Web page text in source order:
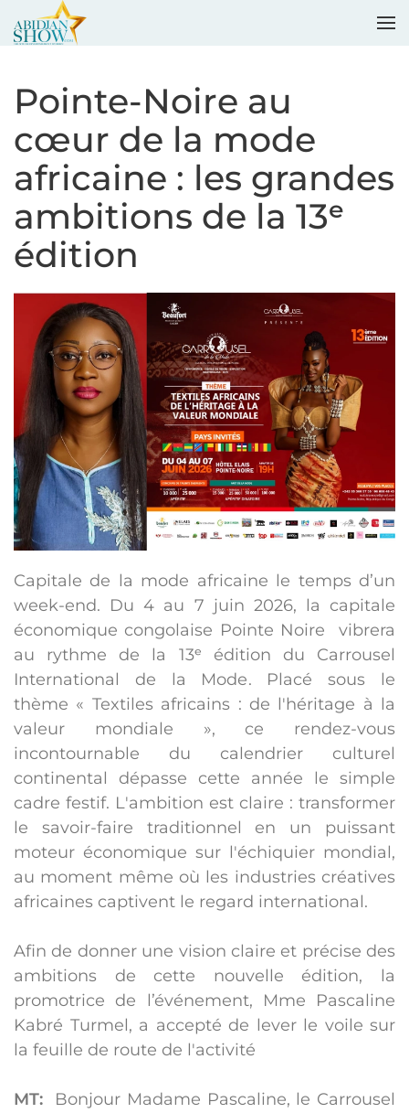
Pointe-Noire au
cœur de la mode
africaine : les grandes
ambitions de la 13ᵉ
édition
Capitale de la mode africaine le temps d’un
week-end. Du 4 au 7 juin 2026, la capitale
économique congolaise Pointe Noire vibrera
au rythme de la 13ᵉ édition du Carrousel
International de la Mode. Placé sous le
thème « Textiles africains : de l'héritage à la
valeur mondiale », ce rendez-vous
incontournable du calendrier culturel
continental dépasse cette année le simple
cadre festif. L'ambition est claire : transformer
le savoir-faire traditionnel en un puissant
moteur économique sur l'échiquier mondial,
au moment même où les industries créatives
africaines captivent le regard international.
Afin de donner une vision claire et précise des
ambitions de cette nouvelle édition, la
promotrice de l’événement, Mme Pascaline
Kabré Turmel, a accepté de lever le voile sur
la feuille de route de l'activité
MT: Bonjour Madame Pascaline, le Carrousel